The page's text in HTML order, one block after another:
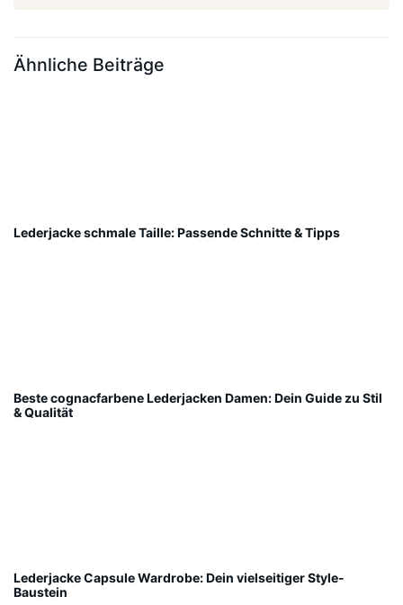
Ähnliche Beiträge
Lederjacke schmale Taille: Passende Schnitte & Tipps
Beste cognacfarbene Lederjacken Damen: Dein Guide zu Stil
& Qualität
Lederjacke Capsule Wardrobe: Dein vielseitiger Style-
Baustein